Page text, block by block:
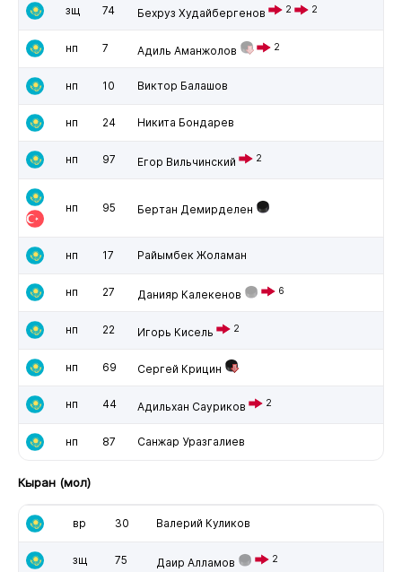
зщ 74 Бехруз Худайбергенов 2 2
нп 7 Адиль Аманжолов 2
нп 10 Виктор Балашов
нп 24 Никита Бондарев
нп 97 Егор Вильчинский 2
нп 95 Бертан Демирделен
нп 17 Райымбек Жоламан
нп 27 Данияр Калекенов 6
нп 22 Игорь Кисель 2
нп 69 Сергей Крицин
нп 44 Адильхан Сауриков 2
нп 87 Санжар Уразгалиев
Кыран (мол)
вр 30 Валерий Куликов
зщ 75 Даир Алламов 2